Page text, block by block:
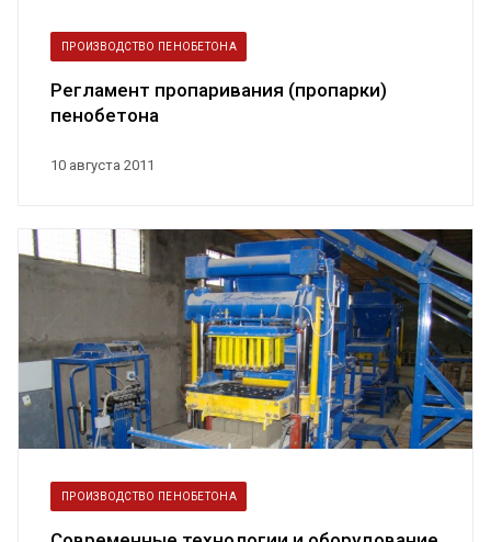
10 августа 2011
ПРОИЗВОДСТВО ПЕНОБЕТОНА
Регламент пропаривания (пропарки)
пенобетона
ПРОИЗВОДСТВО ПЕНОБЕТОНА